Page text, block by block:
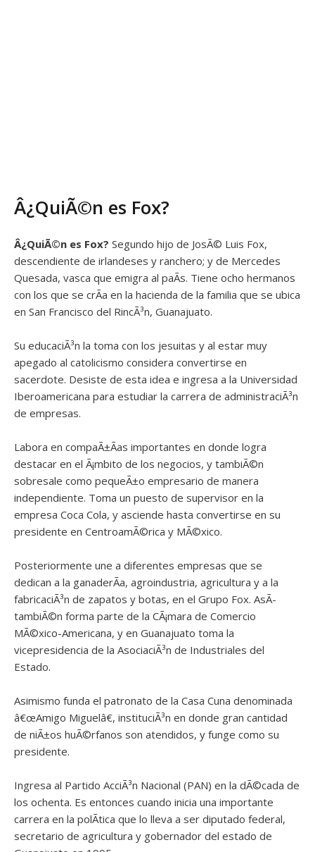
Â¿QuiÃ©n es Fox?
Â¿QuiÃ©n es Fox? Segundo hijo de JosÃ© Luis Fox,
descendiente de irlandeses y ranchero; y de Mercedes
Quesada, vasca que emigra al paÃ­s. Tiene ocho hermanos
con los que se crÃ­a en la hacienda de la familia que se ubica
en San Francisco del RincÃ³n, Guanajuato.
Su educaciÃ³n la toma con los jesuitas y al estar muy
apegado al catolicismo considera convertirse en
sacerdote. Desiste de esta idea e ingresa a la Universidad
Iberoamericana para estudiar la carrera de administraciÃ³n
de empresas.
Labora en compaÃ±Ã­as importantes en donde logra
destacar en el Ã¡mbito de los negocios, y tambiÃ©n
sobresale como pequeÃ±o empresario de manera
independiente. Toma un puesto de supervisor en la
empresa Coca Cola, y asciende hasta convertirse en su
presidente en CentroamÃ©rica y MÃ©xico.
Posteriormente une a diferentes empresas que se
dedican a la ganaderÃ­a, agroindustria, agricultura y a la
fabricaciÃ³n de zapatos y botas, en el Grupo Fox. AsÃ­
tambiÃ©n forma parte de la CÃ¡mara de Comercio
MÃ©xico-Americana, y en Guanajuato toma la
vicepresidencia de la AsociaciÃ³n de Industriales del
Estado.
Asimismo funda el patronato de la Casa Cuna denominada
â€œAmigo Miguelâ€, instituciÃ³n en donde gran cantidad
de niÃ±os huÃ©rfanos son atendidos, y funge como su
presidente.
Ingresa al Partido AcciÃ³n Nacional (PAN) en la dÃ©cada de
los ochenta. Es entonces cuando inicia una importante
carrera en la polÃ­tica que lo lleva a ser diputado federal,
secretario de agricultura y gobernador del estado de